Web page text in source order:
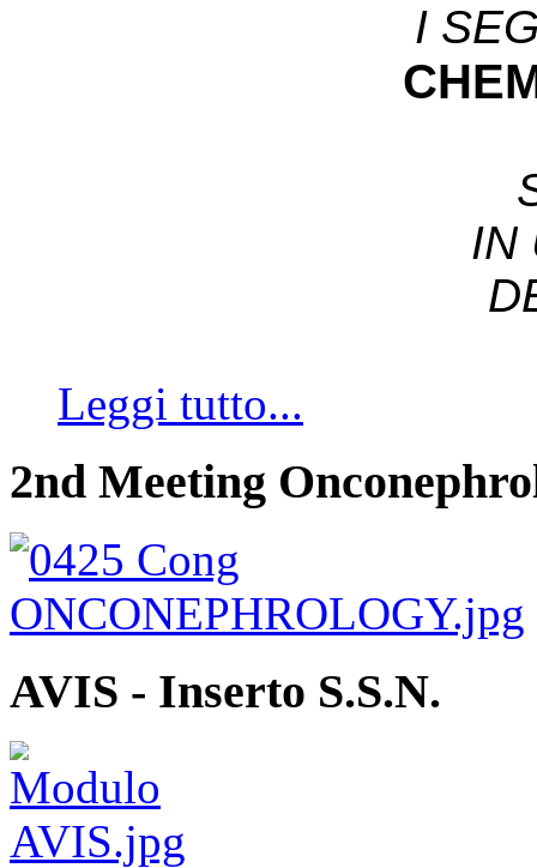
I
IN
Leggi tutto...
2nd Meeting
AVIS - Inserto S.S.N.